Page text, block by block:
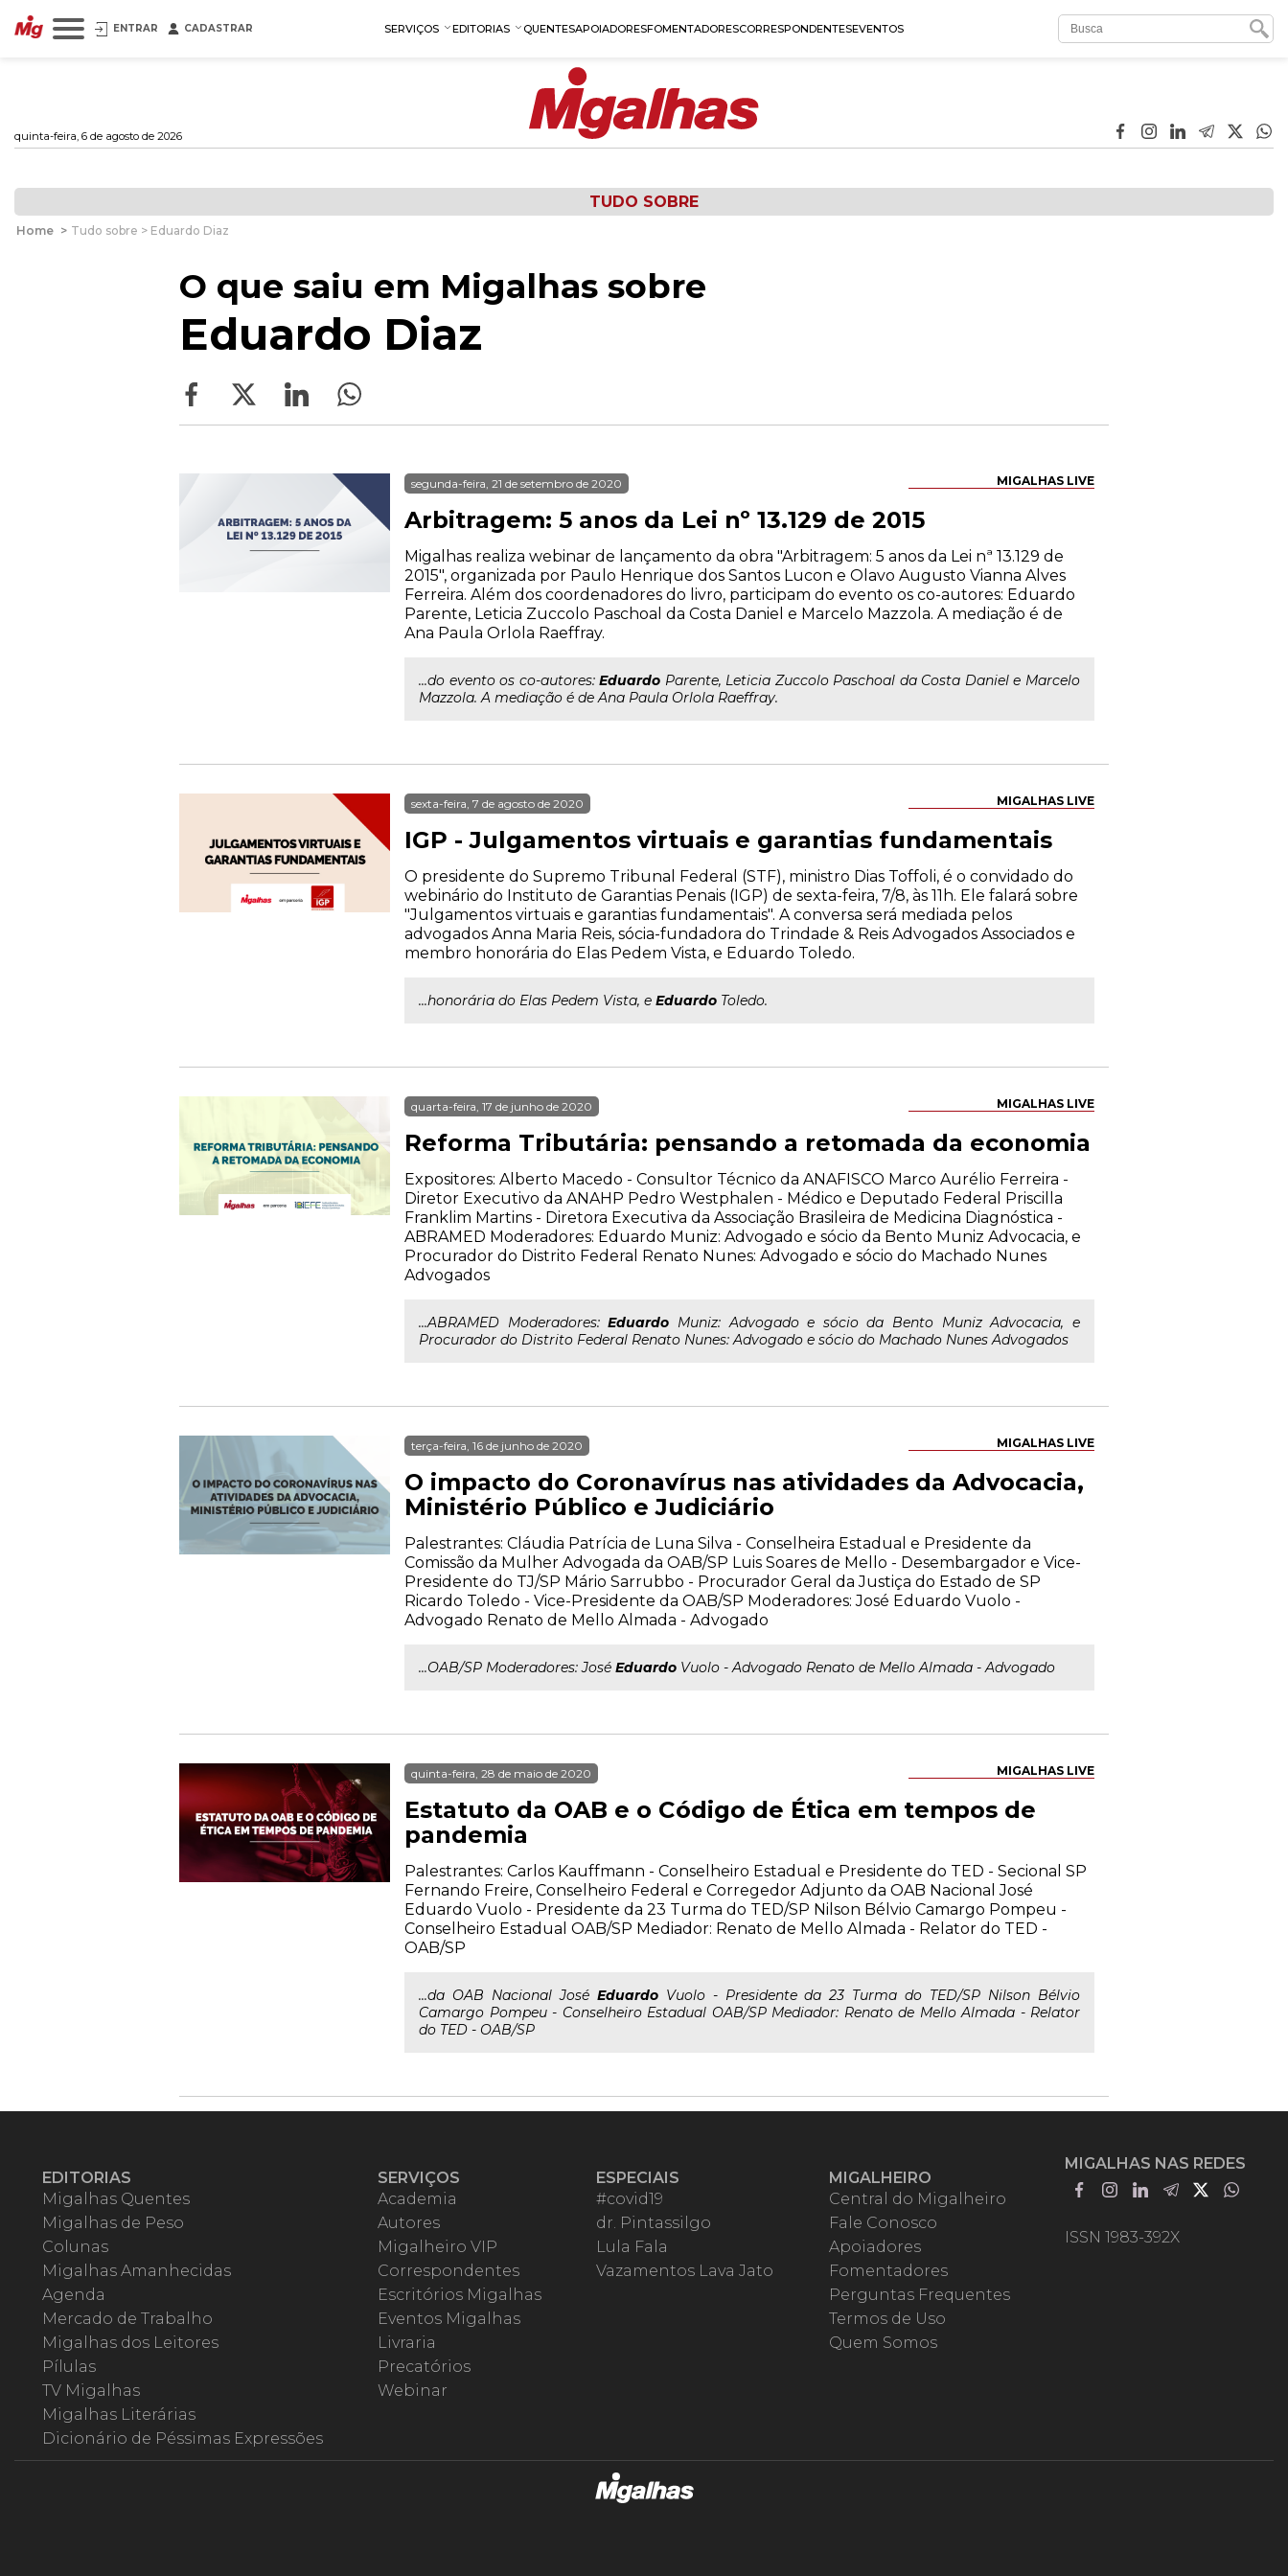
ENTRAR CADASTRAR SERVIÇOS EDITORIAS QUENTESAPOIADORESFOMENTADORESCORRESPONDENTESEVENTOS
quinta-feira, 6 de agosto de 2026
TUDO SOBRE
Home > Tudo sobre > Eduardo Diaz
O que saiu em Migalhas sobre
Eduardo Diaz
MIGALHAS LIVE
segunda-feira, 21 de setembro de 2020
Arbitragem: 5 anos da Lei nº 13.129 de 2015
Migalhas realiza webinar de lançamento da obra "Arbitragem: 5 anos da Lei nª 13.129 de
2015", organizada por Paulo Henrique dos Santos Lucon e Olavo Augusto Vianna Alves
Ferreira. Além dos coordenadores do livro, participam do evento os co-autores: Eduardo
Parente, Leticia Zuccolo Paschoal da Costa Daniel e Marcelo Mazzola. A mediação é de
Ana Paula Orlola Raeffray.
...do evento os co-autores:Eduardo Parente, Leticia Zuccolo Paschoal da Costa Daniel e Marcelo
Mazzola. A mediação é de Ana Paula Orlola Raeffray.
MIGALHAS LIVE
sexta-feira, 7 de agosto de 2020
IGP - Julgamentos virtuais e garantias fundamentais
O presidente do Supremo Tribunal Federal (STF), ministro Dias Toffoli, é o convidado do
webinário do Instituto de Garantias Penais (IGP) de sexta-feira, 7/8, às 11h. Ele falará sobre
"Julgamentos virtuais e garantias fundamentais". A conversa será mediada pelos
advogados Anna Maria Reis, sócia-fundadora do Trindade & Reis Advogados Associados e
membro honorária do Elas Pedem Vista, e Eduardo Toledo.
...honorária do Elas Pedem Vista, e Eduardo Toledo.
MIGALHAS LIVE
quarta-feira, 17 de junho de 2020
Reforma Tributária: pensando a retomada da economia
Expositores: Alberto Macedo - Consultor Técnico da ANAFISCO Marco Aurélio Ferreira -
Diretor Executivo da ANAHP Pedro Westphalen - Médico e Deputado Federal Priscilla
Franklim Martins - Diretora Executiva da Associação Brasileira de Medicina Diagnóstica -
ABRAMED Moderadores: Eduardo Muniz: Advogado e sócio da Bento Muniz Advocacia, e
Procurador do Distrito Federal Renato Nunes: Advogado e sócio do Machado Nunes
Advogados
...ABRAMED Moderadores:Eduardo Muniz: Advogado e sócio da Bento Muniz Advocacia, e
Procurador do Distrito Federal Renato Nunes: Advogado e sócio do Machado Nunes Advogados
MIGALHAS LIVE
terça-feira, 16 de junho de 2020
O impacto do Coronavírus nas atividades da Advocacia,
Ministério Público e Judiciário
Palestrantes: Cláudia Patrícia de Luna Silva - Conselheira Estadual e Presidente da
Comissão da Mulher Advogada da OAB/SP Luis Soares de Mello - Desembargador e Vice-
Presidente do TJ/SP Mário Sarrubbo - Procurador Geral da Justiça do Estado de SP
Ricardo Toledo - Vice-Presidente da OAB/SP Moderadores: José Eduardo Vuolo -
Advogado Renato de Mello Almada - Advogado
...OAB/SP Moderadores: José Eduardo Vuolo - Advogado Renato de Mello Almada - Advogado
MIGALHAS LIVE
quinta-feira, 28 de maio de 2020
Estatuto da OAB e o Código de Ética em tempos de
pandemia
Palestrantes: Carlos Kauffmann - Conselheiro Estadual e Presidente do TED - Secional SP
Fernando Freire, Conselheiro Federal e Corregedor Adjunto da OAB Nacional José
Eduardo Vuolo - Presidente da 23 Turma do TED/SP Nilson Bélvio Camargo Pompeu -
Conselheiro Estadual OAB/SP Mediador: Renato de Mello Almada - Relator do TED -
OAB/SP
...da OAB Nacional José EduardoVuolo - Presidente da 23 Turma do TED/SP Nilson Bélvio
Camargo Pompeu - Conselheiro Estadual OAB/SP Mediador: Renato de Mello Almada - Relator
do TED - OAB/SP
EDITORIAS
Migalhas Quentes
Migalhas de Peso
Colunas
Migalhas Amanhecidas
Agenda
Mercado de Trabalho
Migalhas dos Leitores
Pílulas
TV Migalhas
Migalhas Literárias
Dicionário de Péssimas Expressões
SERVIÇOS
Academia
Autores
Migalheiro VIP
Correspondentes
Escritórios Migalhas
Eventos Migalhas
Livraria
Precatórios
Webinar
ESPECIAIS
#covid19
dr. Pintassilgo
Lula Fala
Vazamentos Lava Jato
MIGALHEIRO
Central do Migalheiro
Fale Conosco
Apoiadores
Fomentadores
Perguntas Frequentes
Termos de Uso
Quem Somos
MIGALHAS NAS REDES
ISSN 1983-392X